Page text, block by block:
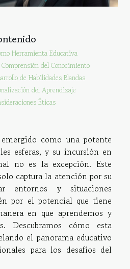
Herramienta Educativa
del Conocimiento
de Habilidades Blandas
del Aprendizaje
Éticas
como una potente
esferas, y su incursión en
no es la excepción. Este
captura la atención por su
entornos y situaciones
por el potencial que tiene
en que aprendemos y
Descubramos cómo esta
el panorama educativo
para los desafíos del